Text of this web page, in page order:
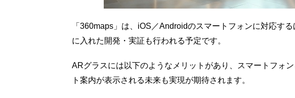
「360maps」は、iOS／Androidのスマートフォンに対応す
に入れた開発・実証も行われる予定です。
ARグラスには以下のようなメリットがあり、スマートフォ
ト案内が表示される未来も実現が期待されます。